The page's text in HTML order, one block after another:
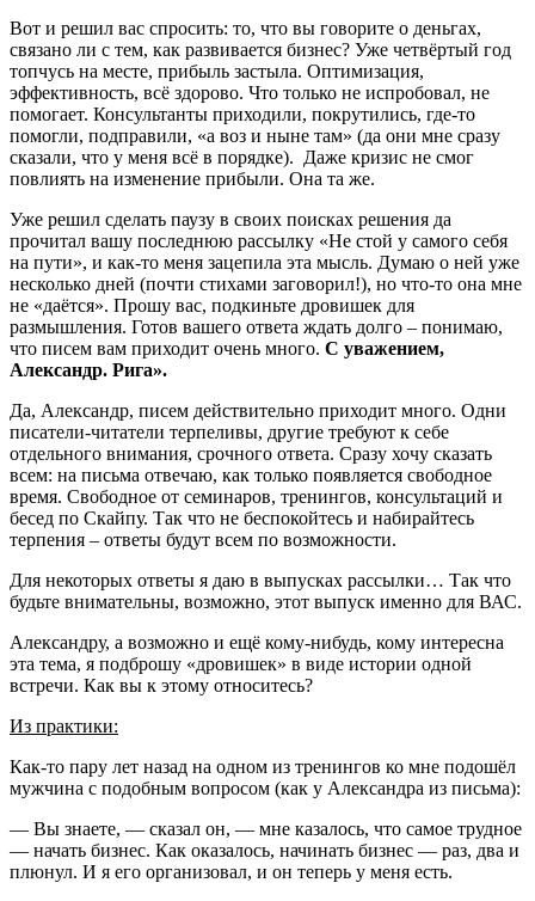
Вот и решил вас спросить: то, что вы говорите о деньгах,
связано ли с тем, как развивается бизнес? Уже четвёртый год
топчусь на месте, прибыль застыла. Оптимизация,
эффективность, всё здорово. Что только не испробовал, не
помогает. Консультанты приходили, покрутились, где-то
помогли, подправили, «а воз и ныне там» (да они мне сразу
сказали, что у меня всё в порядке). Даже кризис не смог
повлиять на изменение прибыли. Она та же.
Уже решил сделать паузу в своих поисках решения да
прочитал вашу последнюю рассылку «Не стой у самого себя
на пути», и как-то меня зацепила эта мысль. Думаю о ней уже
несколько дней (почти стихами заговорил!), но что-то она мне
не «даётся». Прошу вас, подкиньте дровишек для
размышления. Готов вашего ответа ждать долго – понимаю,
что писем вам приходит очень много. С уважением,
Александр. Рига».
Да, Александр, писем действительно приходит много. Одни
писатели-читатели терпеливы, другие требуют к себе
отдельного внимания, срочного ответа. Сразу хочу сказать
всем: на письма отвечаю, как только появляется свободное
время. Свободное от семинаров, тренингов, консультаций и
бесед по Скайпу. Так что не беспокойтесь и набирайтесь
терпения – ответы будут всем по возможности.
Для некоторых ответы я даю в выпусках рассылки… Так что
будьте внимательны, возможно, этот выпуск именно для ВАС.
Александру, а возможно и ещё кому-нибудь, кому интересна
эта тема, я подброшу «дровишек» в виде истории одной
встречи. Как вы к этому относитесь?
Из практики:
Как-то пару лет назад на одном из тренингов ко мне подошёл
мужчина с подобным вопросом (как у Александра из письма):
— Вы знаете, — сказал он, — мне казалось, что самое трудное
— начать бизнес. Как оказалось, начинать бизнес — раз, два и
плюнул. И я его организовал, и он теперь у меня есть.